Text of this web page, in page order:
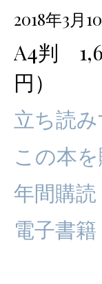
2018年3月
A4判
円）
立ち読
この本
年間購読
電子書籍